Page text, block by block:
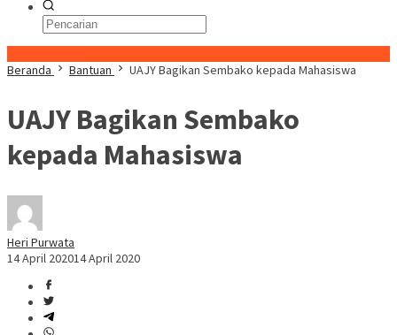
Beranda
Bantuan UAJY Bagikan Sembako kepada Mahasiswa
UAJY Bagikan Sembako
kepada Mahasiswa
Heri Purwata
14 April 202014 April 2020